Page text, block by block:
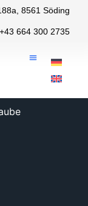
+43 664 300 2735
8561 Söding